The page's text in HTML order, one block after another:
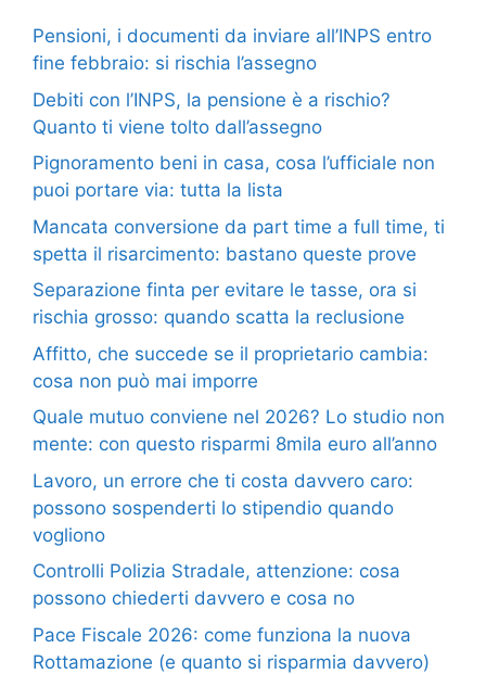
Pensioni, i documenti da inviare all’INPS entro
fine febbraio: si rischia l’assegno
Debiti con l’INPS, la pensione è a rischio?
Quanto ti viene tolto dall’assegno
Pignoramento beni in casa, cosa l’ufficiale non
puoi portare via: tutta la lista
Mancata conversione da part time a full time, ti
spetta il risarcimento: bastano queste prove
Separazione finta per evitare le tasse, ora si
rischia grosso: quando scatta la reclusione
Affitto, che succede se il proprietario cambia:
cosa non può mai imporre
Quale mutuo conviene nel 2026? Lo studio non
mente: con questo risparmi 8mila euro all’anno
Lavoro, un errore che ti costa davvero caro:
possono sospenderti lo stipendio quando
vogliono
Controlli Polizia Stradale, attenzione: cosa
possono chiederti davvero e cosa no
Pace Fiscale 2026: come funziona la nuova
Rottamazione (e quanto si risparmia davvero)